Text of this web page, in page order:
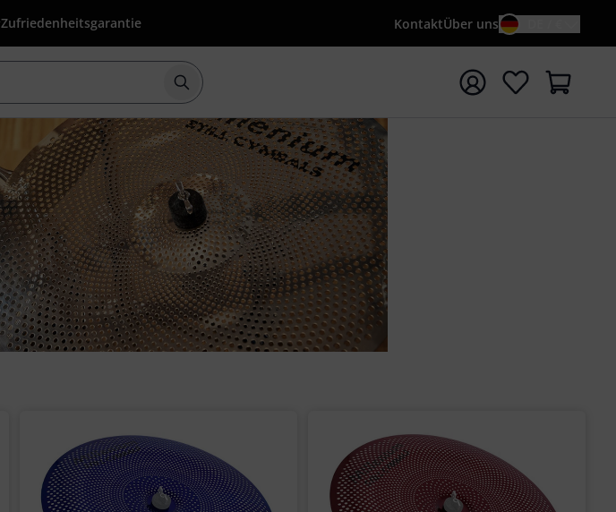
Zufriedenheitsgarantie KontaktÜber uns
Suche mit Suchwort {searchTerm} starten